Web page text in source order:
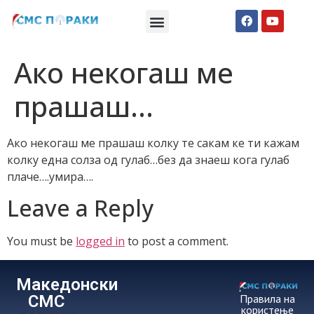
Ако некогаш ме
прашаш…
Ако некогаш ме прашаш колку те сакам ке ти кажам
колку една солза од гулаб…без да знаеш кога гулаб
плаче….умира….
Leave a Reply
You must be logged in to post a comment.
Македонски
СМС
Правила на
користење